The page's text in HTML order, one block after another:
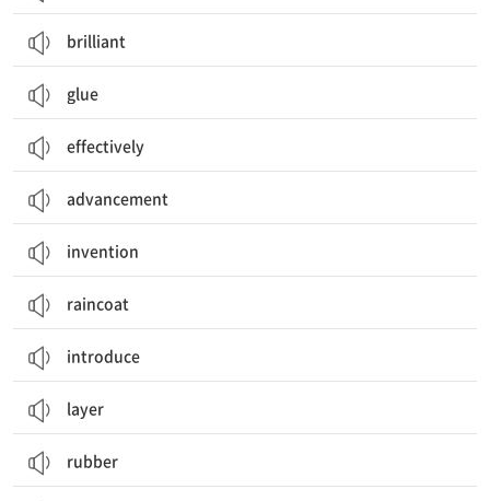
brilliant
glue
effectively
advancement
invention
raincoat
introduce
layer
rubber